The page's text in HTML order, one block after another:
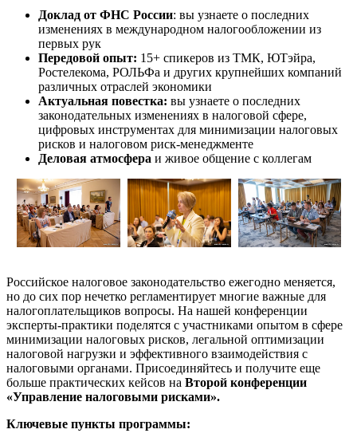
Доклад от ФНС России: вы узнаете о последних
изменениях в международном налогообложении из
первых рук
Передовой опыт: 15+ спикеров из ТМК, ЮТэйра,
Ростелекома, РОЛЬФа и других крупнейших компаний
различных отраслей экономики
Актуальная повестка: вы узнаете о последних
законодательных изменениях в налоговой сфере,
цифровых инструментах для минимизации налоговых
рисков и налоговом риск-менеджменте
Деловая атмосфера и живое общение с коллегам
Российское налоговое законодательство ежегодно меняется,
но до сих пор нечетко регламентирует многие важные для
налогоплательщиков вопросы. На нашей конференции
эксперты-практики поделятся с участниками опытом в сфере
минимизации налоговых рисков, легальной оптимизации
налоговой нагрузки и эффективного взаимодействия с
налоговыми органами. Присоединяйтесь и получите еще
больше практических кейсов на Второй конференции
«Управление налоговыми рисками».
Ключевые пункты программы: